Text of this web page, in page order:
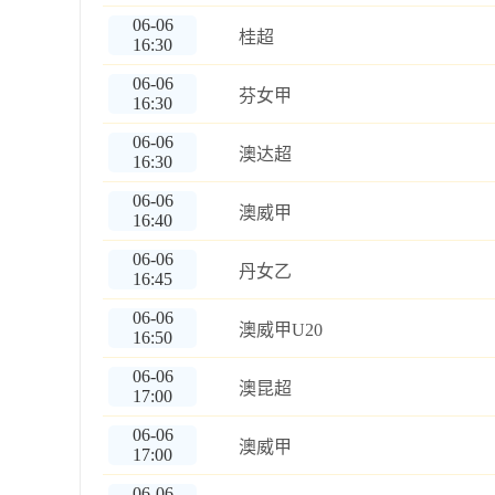
06-06
16:30
桂超
06-06
16:30
芬女甲
06-06
16:30
澳达超
06-06
16:40
澳威甲
06-06
16:45
丹女乙
06-06
16:50
澳威甲U20
06-06
17:00
澳昆超
06-06
17:00
澳威甲